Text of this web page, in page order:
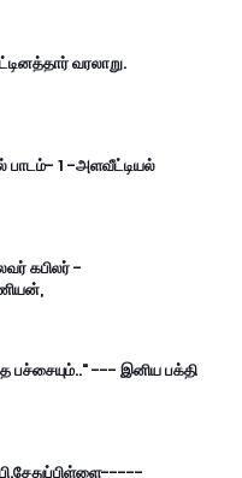
வரலாறு.
பாடம்- 1 -அளவீட்டியல்
கபிலர் -
பச்சையும்.." --- இனிய பக்தி